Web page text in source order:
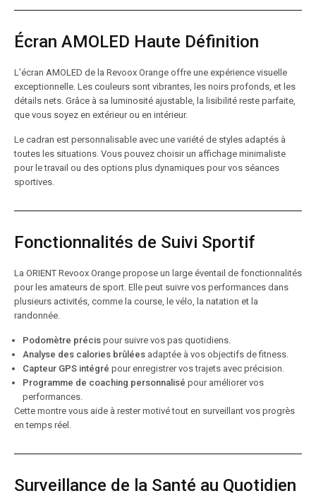
Écran AMOLED Haute Définition
L’écran AMOLED de la Revoox Orange offre une expérience visuelle
exceptionnelle. Les couleurs sont vibrantes, les noirs profonds, et les
détails nets. Grâce à sa luminosité ajustable, la lisibilité reste parfaite,
que vous soyez en extérieur ou en intérieur.
Le cadran est personnalisable avec une variété de styles adaptés à
toutes les situations. Vous pouvez choisir un affichage minimaliste
pour le travail ou des options plus dynamiques pour vos séances
sportives.
Fonctionnalités de Suivi Sportif
La ORIENT Revoox Orange propose un large éventail de fonctionnalités
pour les amateurs de sport. Elle peut suivre vos performances dans
plusieurs activités, comme la course, le vélo, la natation et la
randonnée.
Podomètre précis pour suivre vos pas quotidiens.
Analyse des calories brûlées adaptée à vos objectifs de fitness.
Capteur GPS intégré pour enregistrer vos trajets avec précision.
Programme de coaching personnalisé pour améliorer vos
performances.
Cette montre vous aide à rester motivé tout en surveillant vos progrès
en temps réel.
Surveillance de la Santé au Quotidien